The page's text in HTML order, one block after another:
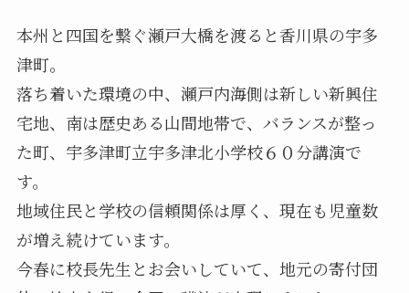
本州と四国を繋ぐ瀬戸大橋を渡ると香川県の宇多
津町。
落ち着いた環境の中、瀬戸内海側は新しい新興住
宅地、南は歴史ある山間地帯で、バランスが整っ
た町、宇多津町立宇多津北小学校６０分講演で
す。
地域住民と学校の信頼関係は厚く、現在も児童数
が増え続けています。
今春に校長先生とお会いしていて、地元の寄付団